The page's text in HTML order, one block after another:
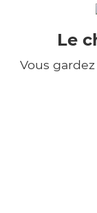
Le
Vous